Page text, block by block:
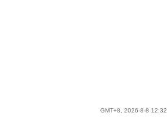
GMT+8, 2026-8-8 12:32